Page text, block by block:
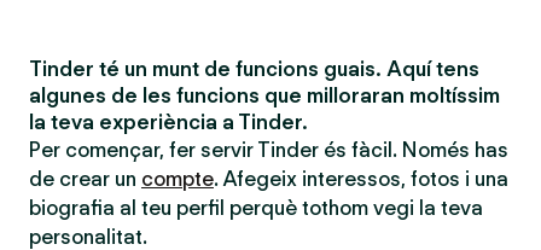
Tinder té un munt de funcions guais. Aquí tens
algunes de les funcions que milloraran moltíssim
la teva experiència a Tinder.
Per començar, fer servir Tinder és fàcil. Només has
de crear un compte. Afegeix interessos, fotos i una
biografia al teu perfil perquè tothom vegi la teva
personalitat.